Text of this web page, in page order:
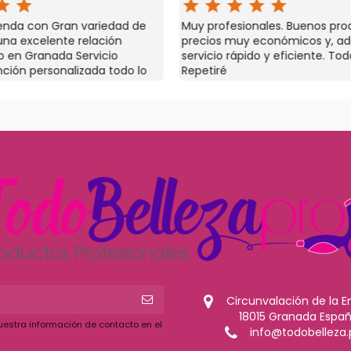
starstar
Buenos productos a
económicos y, además,
y eficiente. Todo genial.
starstarstarstarstar
Personal amable y
en relación calidad-precio.
información de contacto en el
Circunvalación de la
18015 Granada